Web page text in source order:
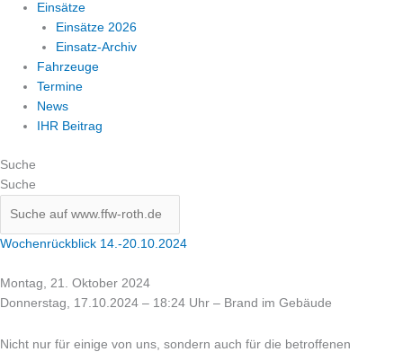
Einsätze
Einsätze 2026
Einsatz-Archiv
Fahrzeuge
Termine
News
IHR Beitrag
Suche
Suche
Wochenrückblick 14.-20.10.2024
Montag, 21. Oktober 2024
Donnerstag, 17.10.2024 – 18:24 Uhr – Brand im Gebäude
Nicht nur für einige von uns, sondern auch für die betroffenen